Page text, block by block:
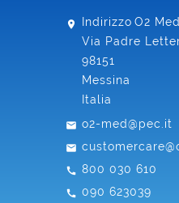
Indirizzo O2
Via Padre
98151
Messina
Italia
o2-med@pec.it
800 030 610
090 623039